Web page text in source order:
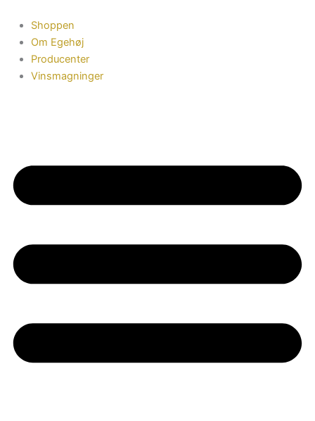
indholdet
Shoppen
Om Egehøj
Producenter
Vinsmagninger
Kalkofen
Chardonnay
Trocken